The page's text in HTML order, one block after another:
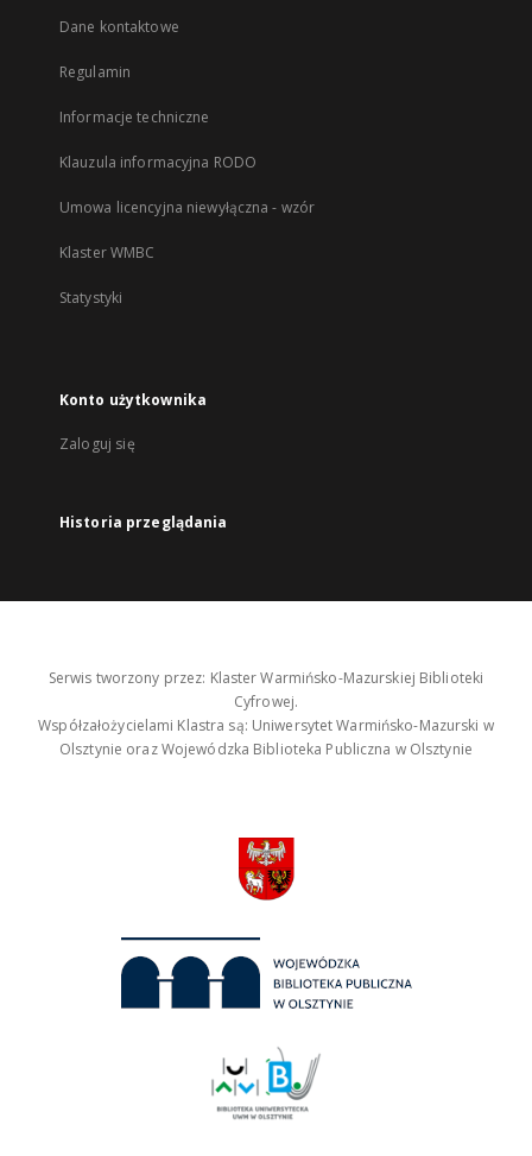
Dane kontaktowe
Regulamin
Informacje techniczne
Klauzula informacyjna RODO
Umowa licencyjna niewyłączna - wzór
Klaster WMBC
Statystyki
Konto użytkownika
Zaloguj się
Historia przeglądania
Serwis tworzony przez: Klaster Warmińsko-Mazurskiej Biblioteki
Cyfrowej.
Współzałożycielami Klastra są: Uniwersytet Warmińsko-Mazurski w
Olsztynie oraz Wojewódzka Biblioteka Publiczna w Olsztynie